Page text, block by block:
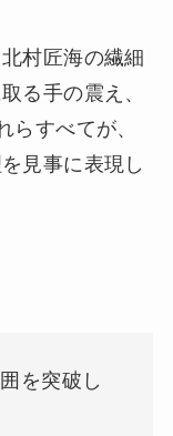
村匠海の繊細
る手の震え、
らすべてが、
見事に表現し
を突破し